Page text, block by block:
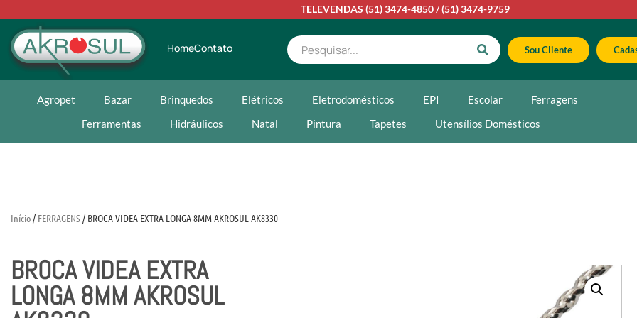
TELEVENDAS (51) 3474-4850/(51) 3474-9759
HomeContato Sou Cliente
Agropet Bazar Brinquedos Elétricos Eletrodomésticos EPI Escolar
Ferragens
Ferramentas
Hidráulicos Natal Pintura Tapetes Utensílios Domésticos
Início/ FERRAGENS/ BROCA VIDEA EXTRA LONGA 8MM AKROSUL AK8330
BROCA VIDEA EXTRA
LONGA 8MM AKROSUL